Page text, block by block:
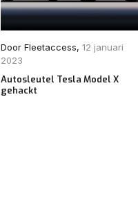
Door Fleetaccess, 12 januari
2023
Autosleutel Tesla Model X
gehackt